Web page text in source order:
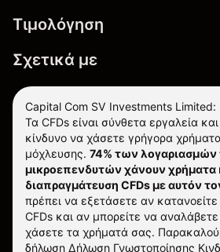
Τιμολόγηση
Σχετικά με
Capital Com SV Investments Limited:
Τα CFDs είναι σύνθετα εργαλεία
κίνδυνο να χάσετε γρήγορα
μόχλευσης. 74% των
μικροεπενδυτών χάνουν χρήματα
διαπραγμάτευση CFDs με αυτόν
πρέπει να εξετάσετε αν
CFDs και αν μπορείτε να
χάσετε τα χρήματά σας.
δήλωση Δήλωση Γνωστοποίησης